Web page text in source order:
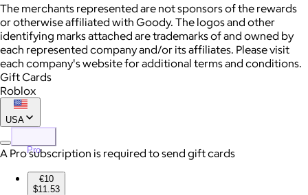
The merchants represented are not sponsors of the rewards
or otherwise affiliated with Goody. The logos and other
identifying marks attached are trademarks of and owned by
each represented company and/or its affiliates. Please visit
each company's website for additional terms and conditions.
Gift Cards
Roblox
USA
Pro
A Pro subscription is required to send gift cards
€10
$11.53